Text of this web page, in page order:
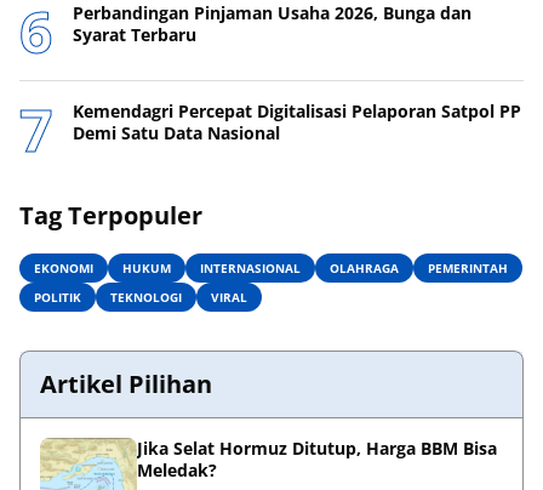
Perbandingan Pinjaman Usaha 2026, Bunga dan
Syarat Terbaru
Kemendagri Percepat Digitalisasi Pelaporan Satpol PP
Demi Satu Data Nasional
Tag Terpopuler
EKONOMI HUKUM INTERNASIONAL OLAHRAGA
PEMERINTAH
POLITIK
TEKNOLOGI VIRAL
Artikel Pilihan
Jika Selat Hormuz Ditutup, Harga BBM Bisa
Meledak?